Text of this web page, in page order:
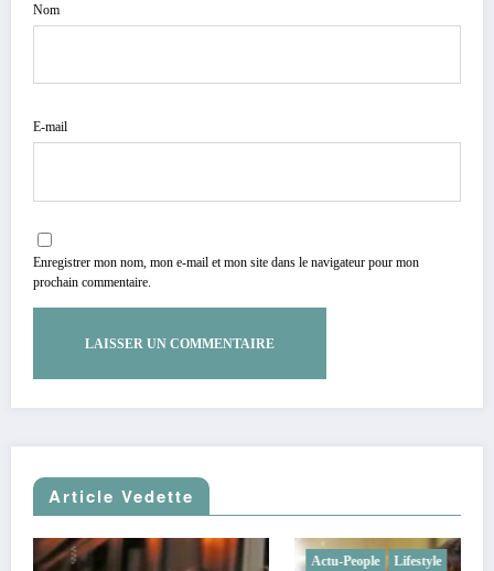
Nom
E-mail
Enregistrer mon nom, mon e-mail et mon site dans le navigateur pour mon
prochain commentaire.
Article Vedette
Actu-People Lifestyle